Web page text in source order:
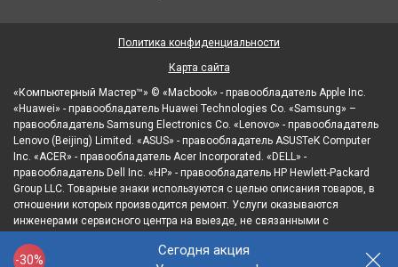
-30%
Сегодня акция
«Компьютерный Мастер™» © «Macbook» - правообладатель Apple Inc.
«Huawei» - правообладатель Huawei Technologies Co. «Samsung» –
правообладатель Samsung Electronics Co. «Lenovo» - правообладатель
Lenovo (Beijing) Limited. «ASUS» - правообладатель ASUSTeK Computer
Inc. «ACER» - правообладатель Acer Incorporated. «DELL» -
правообладатель Dell Inc. «HP» - правообладатель HP Hewlett-Packard
Group LLC. Товарные знаки используются с целью описания товаров, в
отношении которых производится ремонт. Услуги оказываются
инженерами сервисного центра на выезде, не связанными с
представителями в отношении товаров, которые уже были введены в
Политика конфиденциальности
Карта сайта